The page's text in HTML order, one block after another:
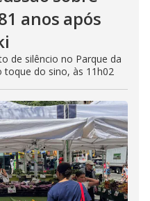
anos após
de silêncio no Parque da
toque do sino, às 11h02